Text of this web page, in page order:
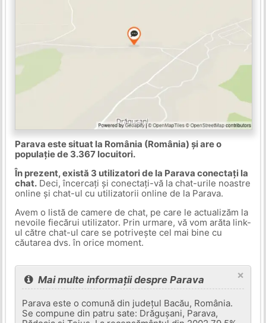
Parava este situat la România (România) și are o
populație de 3.367 locuitori.
În prezent, există 3 utilizatori de la Parava conectați la
chat.Deci, încercați și conectați-vă la chat-urile noastre
online și chat-ul cu utilizatorii online de la Parava.
Avem o listă de camere de chat, pe care le actualizăm la
nevoile fiecărui utilizator. Prin urmare, vă vom arăta link-
ul către chat-ul care se potrivește cel mai bine cu
căutarea dvs. în orice moment.
×
Mai multe informații despre Parava
Parava este o comună din județul Bacău, România.
Se compune din patru sate: Drăgușani, Parava,